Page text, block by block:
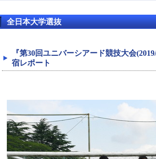
全日本大学選抜
『第30回ユニバーシアード競技大会
宿レポート